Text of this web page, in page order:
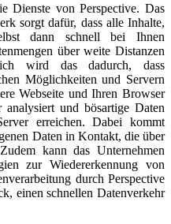
Dienste von Perspective. Das
sorgt dafür, dass alle Inhalte,
dann schnell bei Ihnen
über weite Distanzen
wird das dadurch, dass
Möglichkeiten und Servern
Webseite und Ihren Browser
und bösartige Daten
erreichen. Dabei kommt
Daten in Kontakt, die über
kann das Unternehmen
zur Wiedererkennung von
durch Perspective
einen schnellen Datenverkehr